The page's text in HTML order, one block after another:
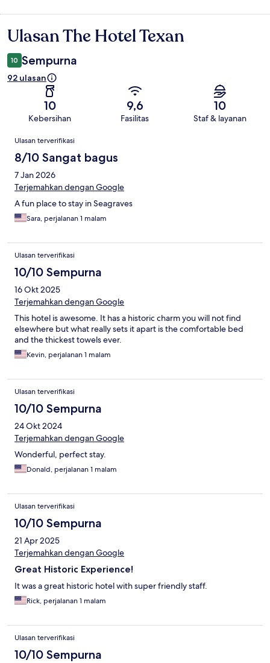
Ulasan
Ulasan The Hotel Texan
10 Sempurna
92 ulasan
10
Kebersihan
9,6
Fasilitas
10
Staf & layanan
Ulasan
Ulasan terverifikasi
8/10 Sangat bagus
7 Jan 2026
Terjemahkan dengan Google
A fun place to stay in Seagraves
Sara, perjalanan 1 malam
Ulasan terverifikasi
10/10 Sempurna
16 Okt 2025
Terjemahkan dengan Google
This hotel is awesome. It has a historic charm you will not find
elsewhere but what really sets it apart is the comfortable bed
and the thickest towels ever.
Kevin, perjalanan 1 malam
Ulasan terverifikasi
10/10 Sempurna
24 Okt 2024
Terjemahkan dengan Google
Wonderful, perfect stay.
Donald, perjalanan 1 malam
Ulasan terverifikasi
10/10 Sempurna
21 Apr 2025
Terjemahkan dengan Google
Great Historic Experience!
It was a great historic hotel with super friendly staff.
Rick, perjalanan 1 malam
Ulasan terverifikasi
10/10 Sempurna